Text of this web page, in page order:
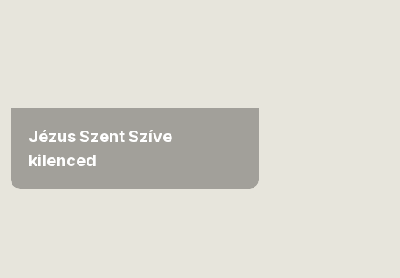
Jézus Szent Szíve
kilenced